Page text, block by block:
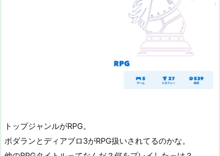
トップジャンルがRPG。
ボダランとディアブロ3がRPG扱いされてるのかな。